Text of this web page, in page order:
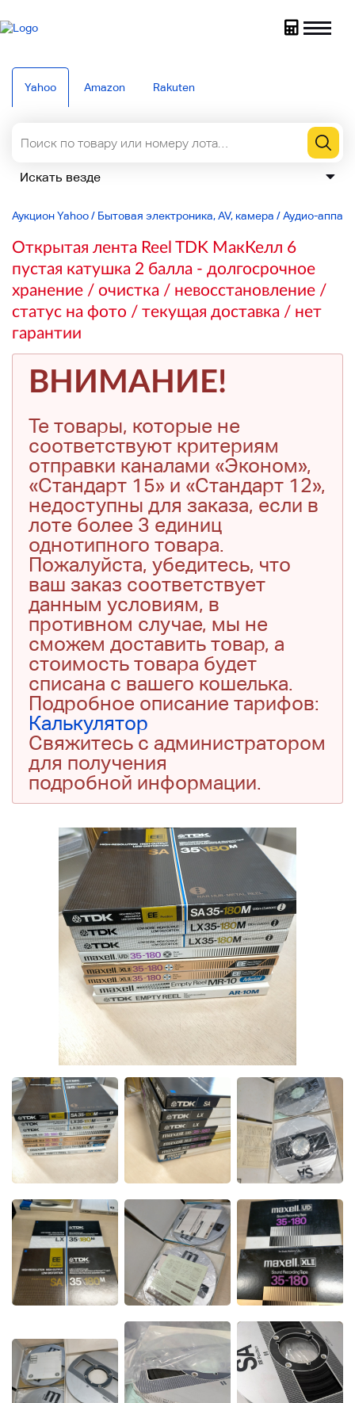
Yahoo Amazon Rakuten
Аукцион Yahoo/ Бытовая электроника, AV, камера /Аудио-
Открытая лента Reel TDK МакКелл 6
пустая катушка 2 балла - долгосрочное
хранение / очистка / невосстановление /
статус на фото / текущая доставка / нет
гарантии
ВНИМАНИЕ!
Те товары, которые не
соответствуют критериям
отправки каналами «Эконом»,
«Стандарт 15» и «Стандарт 12»,
недоступны для заказа, если в
лоте более 3 единиц
однотипного товара.
Пожалуйста, убедитесь, что
ваш заказ соответствует
данным условиям, в
противном случае, мы не
сможем доставить товар, а
стоимость товара будет
списана с вашего кошелька.
Подробное описание тарифов:
Калькулятор
Свяжитесь с администратором
для получения
подробной информации.